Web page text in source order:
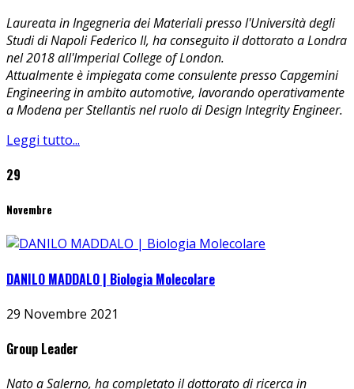
Laureata in Ingegneria dei Materiali presso l'Università degli
Studi di Napoli Federico II, ha conseguito il dottorato a Londra
nel 2018 all'Imperial College of London.
Attualmente è impiegata come consulente presso Capgemini
Engineeringin ambito automotive, lavorando operativamente
a Modenaper Stellantisnel ruolo di Design Integrity Engineer.
Leggi tutto...
29
Novembre
DANILO MADDALO | Biologia Molecolare
29 Novembre 2021
Group Leader
Nato a Salerno, ha completato il dottorato di ricerca in